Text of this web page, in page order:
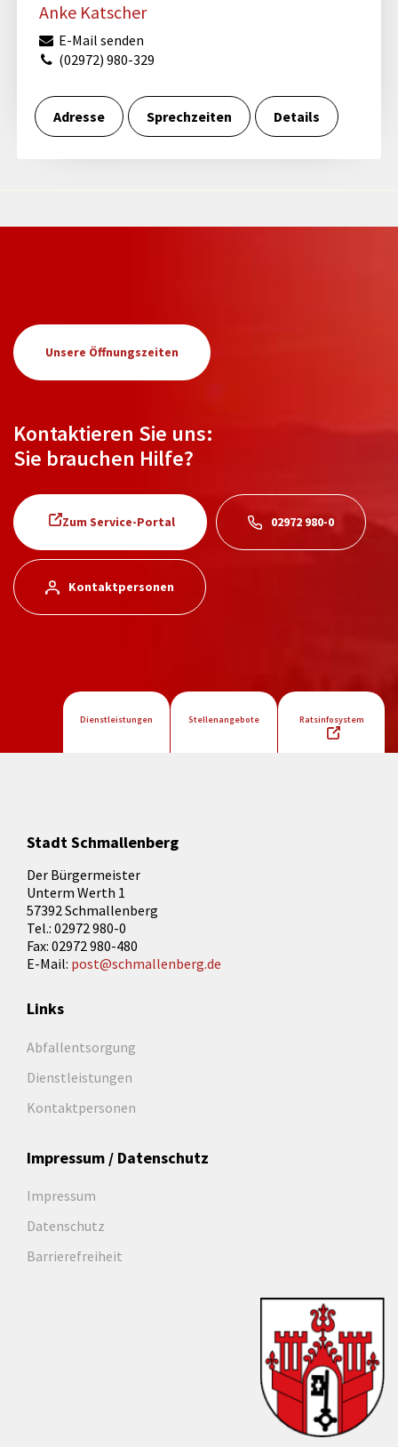
Anke Katscher
E-Mail senden
(02972) 980-329
Adresse Sprechzeiten Details
Unsere Öffnungszeiten
Kontaktieren Sie uns:
Sie brauchen Hilfe?
Zum Service-Portal 02972 980-0
Kontaktpersonen
Dienstleistungen Stellenangebote Ratsinfosystem
Stadt Schmallenberg
Der Bürgermeister
Unterm Werth 1
57392 Schmallenberg
Tel.: 02972 980-0
Fax: 02972 980-480
E-Mail: post@schmallenberg.de
Links
Abfallentsorgung
Dienstleistungen
Kontaktpersonen
Impressum / Datenschutz
Impressum
Datenschutz
Barrierefreiheit